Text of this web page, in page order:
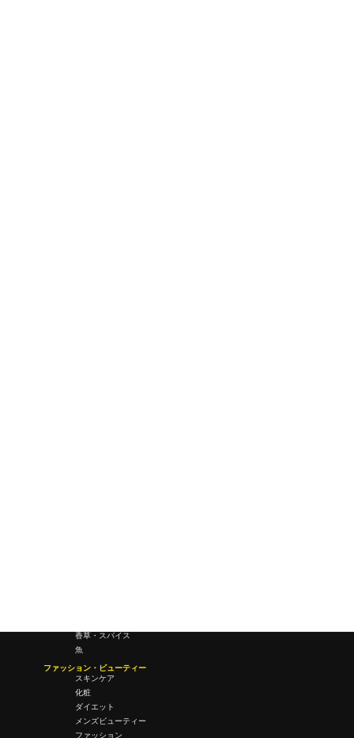
香草・スパイス
魚
ファッション・ビューティー
スキンケア
化粧
ダイエット
メンズビューティー
ファッション